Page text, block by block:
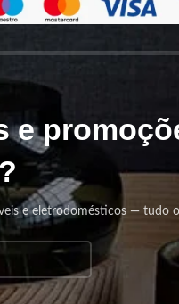
e
e eletrodomésticos — tudo